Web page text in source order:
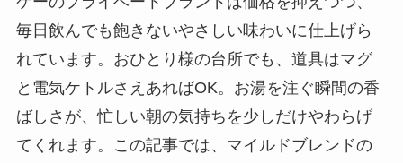
毎日飲んでも飽きないやさしい味わいに仕上げら
れています。おひとり様の台所でも、道具はマグ
と電気ケトルさえあればOK。お湯を注ぐ瞬間の香
ばしさが、忙しい朝の気持ちを少しだけやわらげ
てくれます。この記事では、マイルドブレンドの